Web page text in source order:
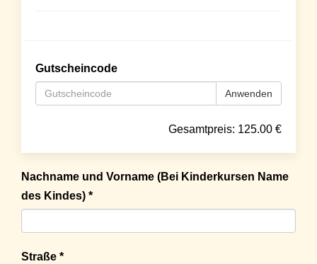
Gutscheincode
Anwenden
Gesamtpreis: 125.00 €
Nachname und Vorname (Bei Kinderkursen Name
des Kindes) *
Straße *